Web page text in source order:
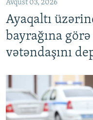
Avqust 03, 2026
Ayaqaltı
bayrağına
vətəndaşını